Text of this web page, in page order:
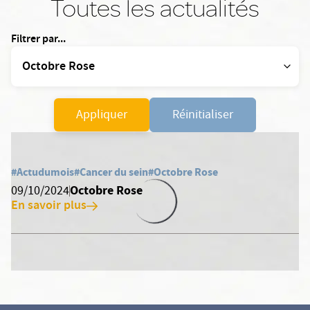
Toutes les actualités
Filtrer par...
Appliquer Réinitialiser
#Actudumois#Cancer du sein#Octobre Rose
09/10/2024Octobre Rose
En savoir plus